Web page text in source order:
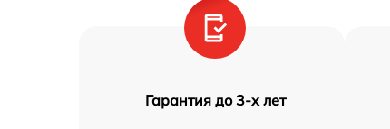
Гарантия до 3-х лет